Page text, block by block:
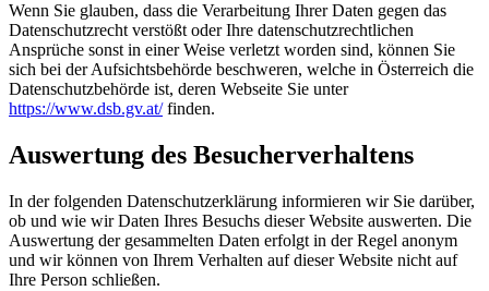
Wenn Sie glauben, dass die Verarbeitung Ihrer Daten gegen das
Datenschutzrecht verstößt oder Ihre datenschutzrechtlichen
Ansprüche sonst in einer Weise verletzt worden sind, können Sie
sich bei der Aufsichtsbehörde beschweren, welche in Österreich die
Datenschutzbehörde ist, deren Webseite Sie unter
https://www.dsb.gv.at/finden.
Auswertung des Besucherverhaltens
In der folgenden Datenschutzerklärung informieren wir Sie darüber,
ob und wie wir Daten Ihres Besuchs dieser Website auswerten. Die
Auswertung der gesammelten Daten erfolgt in der Regel anonym
und wir können von Ihrem Verhalten auf dieser Website nicht auf
Ihre Person schließen.